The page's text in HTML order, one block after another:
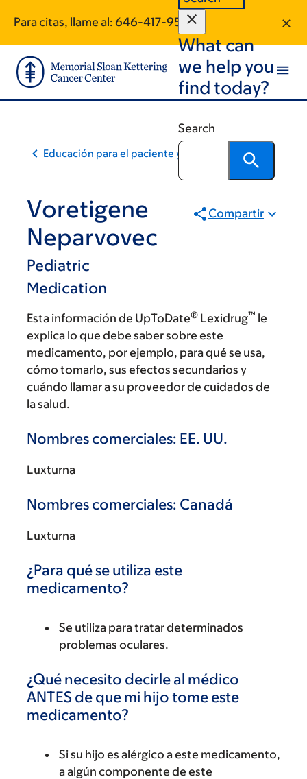
main
content
footer
Para citas, llame al: 646-417-9506
What can
we help you
find today?
Search
Educación para el paciente y la comunidad
Voretigene
Neparvovec
Pediatric
Medication
Compartir
Esta información de UpToDate® Lexidrug™ le
explica lo que debe saber sobre este
medicamento, por ejemplo, para qué se usa,
cómo tomarlo, sus efectos secundarios y
cuándo llamar a su proveedor de cuidados de
la salud.
Nombres comerciales: EE. UU.
Luxturna
Nombres comerciales: Canadá
Luxturna
¿Para qué se utiliza este
medicamento?
Se utiliza para tratar determinados
problemas oculares.
¿Qué necesito decirle al médico
ANTES de que mi hijo tome este
medicamento?
Si su hijo es alérgico a este medicamento,
a algún componente de este